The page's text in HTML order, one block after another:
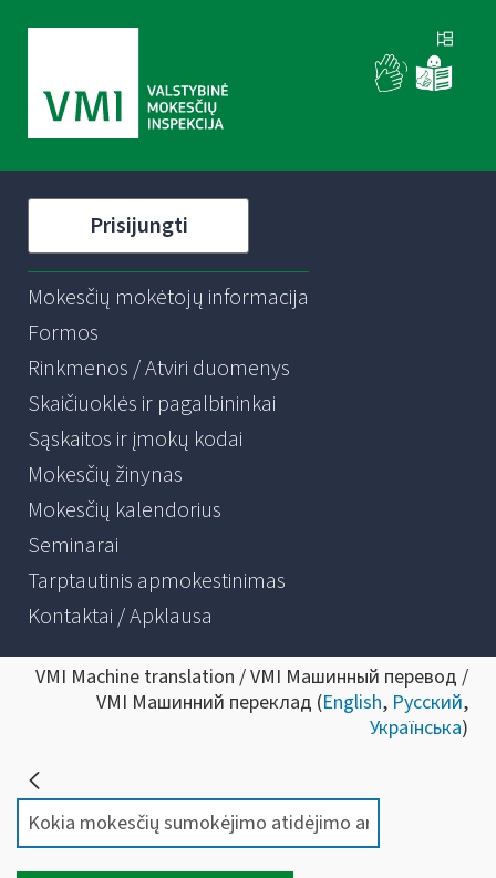
Prisijungti
Mokesčių mokėtojų informacija
Formos
Rinkmenos / Atviri duomenys
Skaičiuoklės ir pagalbininkai
Sąskaitos ir įmokų kodai
Mokesčių žinynas
Mokesčių kalendorius
Seminarai
Tarptautinis apmokestinimas
Kontaktai / Apklausa
VMI Machine translation / VMI Машинный перевод /
VMI Машинний переклад (English, Русский,
Українська)